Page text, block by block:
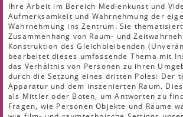
Ihre Arbeit im Bereich Medienkunst und
Aufmerksamkeit und Wahrnehmung der
Wahrnehmung ins Zentrum. Sie
Zusammenhang von Raum- und
Konstruktion des Gleichbleibenden
bearbeitet dieses umfassende Thema mit
das Verhältnis von Personen zu ihren
durch die Setzung eines dritten Poles: Der
Apparatur und dem inszenierten Raum.
als Mittler oder Boten, um Antworten zu
Fragen, wie Personen Objekte und Räume